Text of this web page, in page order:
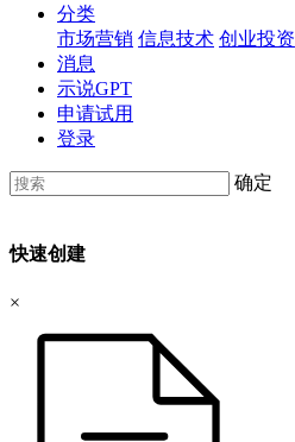
分类
市场营销 信息技术 创业投资
消息
示说GPT
申请试用
登录
确定
快速创建
×